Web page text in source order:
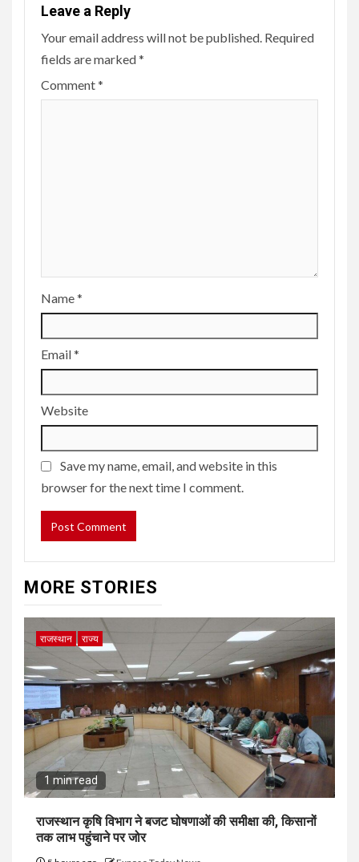
Leave a Reply
Your email address will not be published. Required
fields are marked*
Comment*
Name*
Email*
Website
Save my name, email, and website in this
browser for the next time I comment.
MORE STORIES
राजस्थान राज्य
1 min read
राजस्थान कृषि विभाग ने बजट घोषणाओं की समीक्षा की, किसानों
तक लाभ पहुंचाने पर जोर